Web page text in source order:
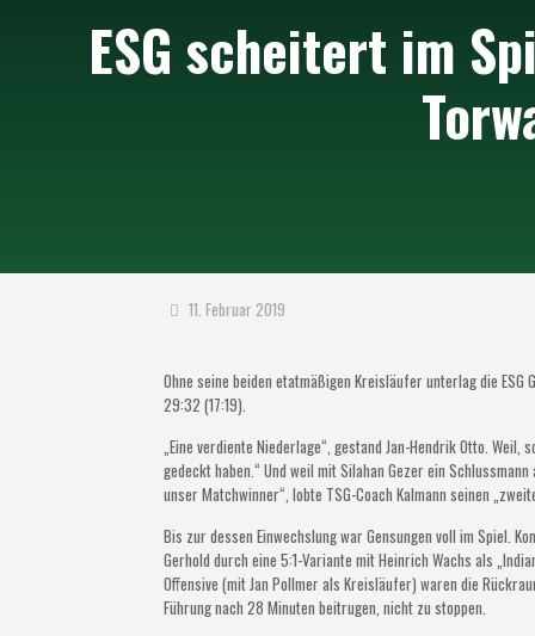
ESG scheitert im
11. Februar 2019
Ohne seine beiden etatmäßigen Kreisläufer unterlag die
29:32 (17:19).
„Eine verdiente Niederlage“, gestand Jan-Hendrik Otto.
gedeckt haben.“ Und weil mit Silahan Gezer ein
unser Matchwinner“, lobte TSG-Coach Kalmann seinen
Bis zur dessen Einwechslung war Gensungen voll im Spiel.
Gerhold durch eine 5:1-Variante mit Heinrich Wachs als
Offensive (mit Jan Pollmer als Kreisläufer) waren die
Führung nach 28 Minuten beitrugen, nicht zu stoppen.